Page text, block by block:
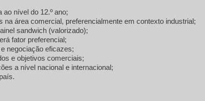
nível do 12.º ano;
na área comercial, preferencialmente em contexto industrial;
sandwich (valorizado);
fator preferencial;
negociação eficazes;
e objetivos comerciais;
a nível nacional e internacional;